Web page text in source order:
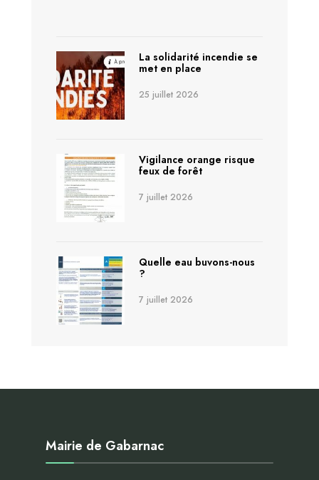
La solidarité incendie se
met en place
25 juillet 2026
Vigilance orange risque
feux de forêt
7 juillet 2026
Quelle eau buvons-nous
?
7 juillet 2026
Mairie de Gabarnac